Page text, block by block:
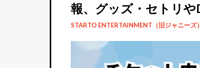
報、グッズ・セトリや
STARTO ENTERTAINMENT（旧ジャニーズ）